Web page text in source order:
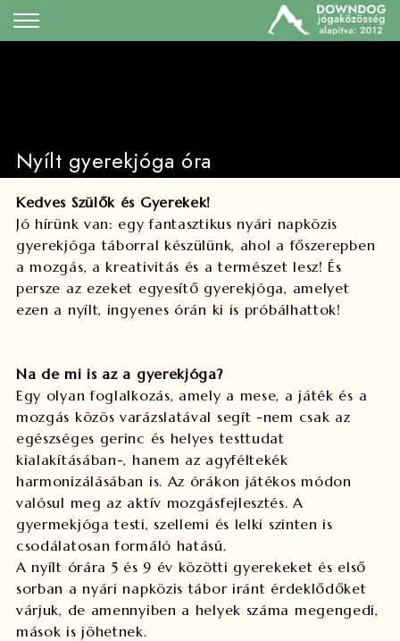
Nyílt gyerekjóga óra
Kedves Szülők és Gyerekek!
Jó hírünk van: egy fantasztikus nyári napközis
gyerekjóga táborral készülünk, ahol a főszerepben
a mozgás, a kreativitás és a természet lesz! És
persze az ezeket egyesítő gyerekjóga, amelyet
ezen a nyílt, ingyenes órán ki is próbálhattok!
Na de mi is az a gyerekjóga?
Egy olyan foglalkozás, amely a mese, a játék és a
mozgás közös varázslatával segít -nem csak az
egészséges gerinc és helyes testtudat
kialakításában-, hanem az agyféltekék
harmonizálásában is. Az órákon játékos módon
valósul meg az aktív mozgásfejlesztés. A
gyermekjóga testi, szellemi és lelki szinten is
csodálatosan formáló hatású.
A nyílt órára 5 és 9 év közötti gyerekeket és első
sorban a nyári napközis tábor iránt érdeklődőket
várjuk, de amennyiben a helyek száma megengedi,
mások is jöhetnek.